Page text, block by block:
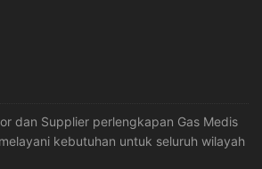
dan Supplier perlengkapan Gas Medis
kebutuhan untuk seluruh wilayah